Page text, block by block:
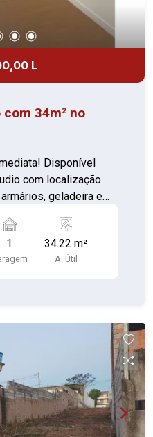
L
34m² no
com localização
com
academia, piscina,
churrasqueira,
1 34.22 m²
A. Útil